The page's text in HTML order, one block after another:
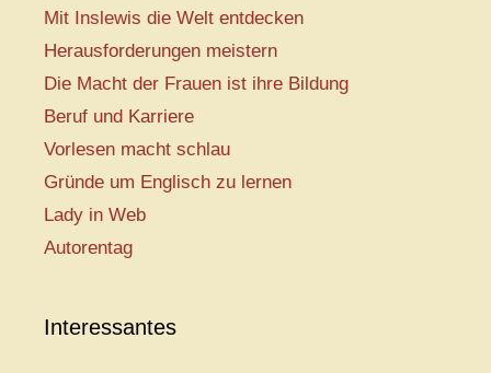
Mit Inslewis die Welt entdecken
Herausforderungen meistern
Die Macht der Frauen ist ihre Bildung
Beruf und Karriere
Vorlesen macht schlau
Gründe um Englisch zu lernen
Lady in Web
Autorentag
Interessantes